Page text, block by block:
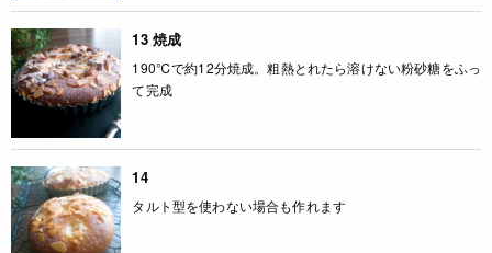
13 焼成
190℃で約12分焼成。粗熱とれたら溶けない粉砂糖をふっ
て完成
14
タルト型を使わない場合も作れます